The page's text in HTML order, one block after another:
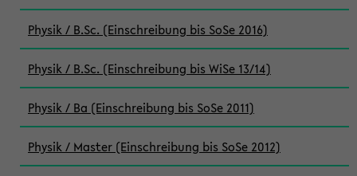
Physik / B.Sc. (Einschreibung bis SoSe 2016)
Physik / B.Sc. (Einschreibung bis WiSe 13/14)
Physik / Ba (Einschreibung bis SoSe 2011)
Physik / Master (Einschreibung bis SoSe 2012)